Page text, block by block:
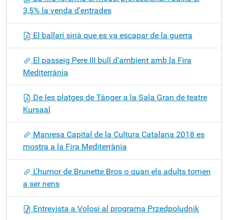
3,5% la venda d'entrades
El ballarí sirià que es va escapar de la guerra
El passeig Pere III bull d'ambient amb la Fira
Mediterrània
De les platges de Tànger a la Sala Gran de teatre
Kursaal
Manresa Capital de la Cultura Catalana 2018 es
mostra a la Fira Mediterrània
L'humor de Brunette Bros o quan els adults tornen
a ser nens
Entrevista a Volosi al programa Przedpoludnik